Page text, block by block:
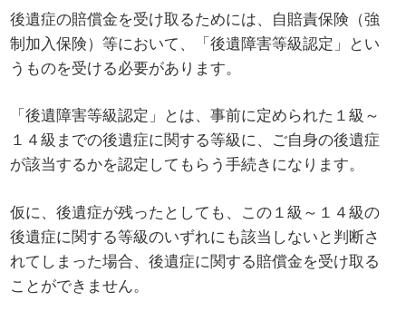
後遺症の賠償金を受け取るためには、自賠責保険（強
制加入保険）等において、「後遺障害等級認定」とい
うものを受ける必要があります。
「後遺障害等級認定」とは、事前に定められた１級～
１４級までの後遺症に関する等級に、ご自身の後遺症
が該当するかを認定してもらう手続きになります。
仮に、後遺症が残ったとしても、この１級～１４級の
後遺症に関する等級のいずれにも該当しないと判断さ
れてしまった場合、後遺症に関する賠償金を受け取る
ことができません。